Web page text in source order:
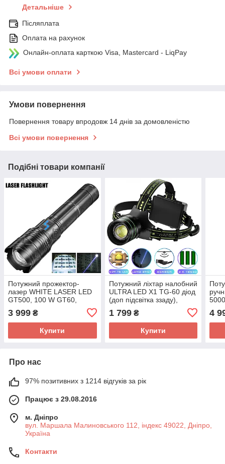
Детальніше
Післяплата
Оплата на рахунок
Онлайн-оплата карткою Visa, Mastercard - LiqPay
Всі умови оплати
Умови повернення
Повернення товару впродовж 14 днів за домовленістю
Всі умови повернення
Подібні товари компанії
Потужний прожектор-
лазер WHITE LASER LED
GT500, 100 W GT60,
світлова гармата, ЗП
Type-C,
3 999 ₴
Купити
Потужний ліхтар налобний
ULTRA LED X1 TG-60 діод
(доп підсвітка ззаду),
1 799₴
Купити
4
Про нас
97% позитивних з 1214 відгуків за рік
Працює з 29.08.2016
м. Дніпро
вул. Маршала Малиновського 112, індекс 49022, Дніпро,
Україна
Контакти